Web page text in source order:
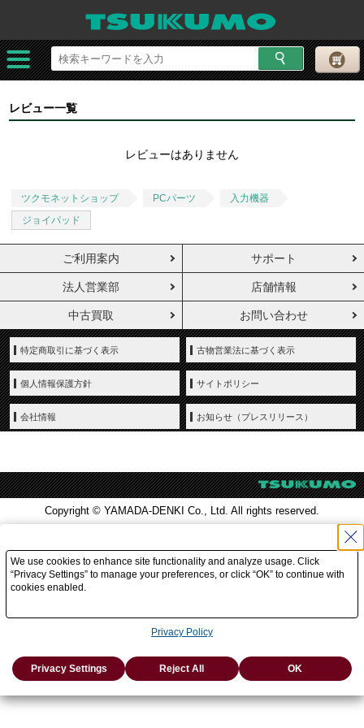
レビュー一覧
レビューはありません
ツクモネットショップ PCパーツ
入力機器
ジョイパッド
ご利用案内 サポート
法人営業部 店舗情報
中古買取 お問い合わせ
特定商取引に基づく表示 古物営業法に基づく表示
個人情報保護方針 サイトポリシー
会社情報 お知らせ（プレスリリース）
Copyright © YAMADA-DENKI Co., Ltd. All rights reserved.
We use cookies to enhance site functionality and analyze usage. Click
“Privacy Settings” to manage your preferences, or click “OK” to continue with
cookies enabled.
Privacy Policy
Privacy Settings Reject All OK